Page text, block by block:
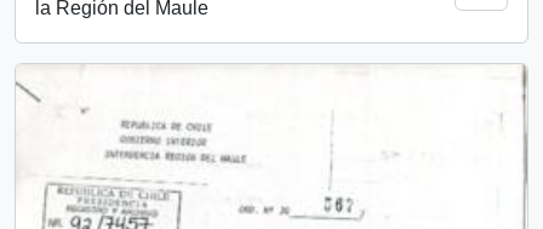
la Región del Maule